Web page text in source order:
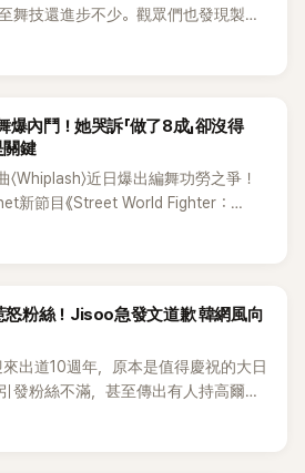
舞技還進步不少。觀眾們也發現製作
爆內鬥！她哭訴「做了8成」卻沒得
鍵
Whiplash〉近日爆出編舞功勞之爭！
新節目《Street World Fighter：
公開談及自己在〈Whiplash〉編舞上的
怒粉絲！Jisoo急發文道歉 韓網風向
出道10週年，原本是值得慶祝的大日
發粉絲不滿，甚至傳出有人持高爾夫
Jisoo今（8日）也親自發文向BLINK